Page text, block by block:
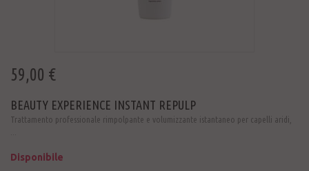
59,00 €
BEAUTY EXPERIENCE INSTANT REPULP
Trattamento professionale rimpolpante e volumizzante istantaneo per capelli aridi,
Disponibile